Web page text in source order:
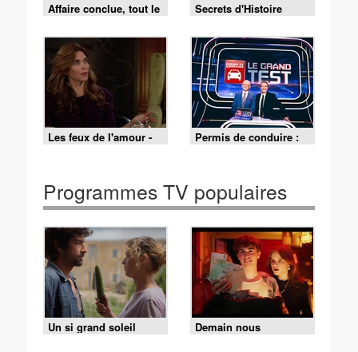
Affaire conclue, tout le
monde a quelque
chose à vendre -
03/08/2026
Secrets d'Histoire
Les feux de l'amour -
Episode 9532 du 3
Permis de conduire :
le grand test (1/2)
Programmes TV populaires
Un si grand soleil Demain nous
appartient